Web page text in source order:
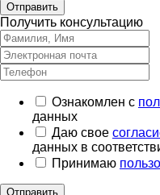
Отправить
Получить консультацию
Ознакомлен с
данных
Даю свое
данных в
Принимаю
Отправить